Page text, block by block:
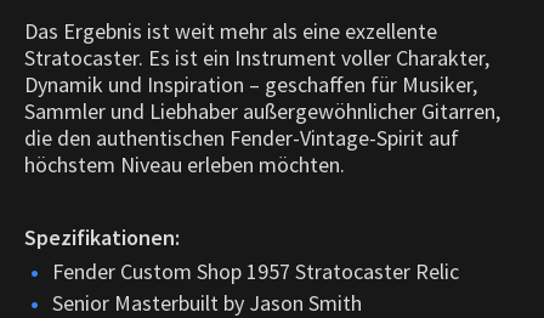
Das Ergebnis ist weit mehr als eine exzellente
Stratocaster. Es ist ein Instrument voller Charakter,
Dynamik und Inspiration – geschaffen für Musiker,
Sammler und Liebhaber außergewöhnlicher Gitarren,
die den authentischen Fender-Vintage-Spirit auf
höchstem Niveau erleben möchten.
Spezifikationen:
Fender Custom Shop 1957 Stratocaster Relic
Senior Masterbuilt by Jason Smith